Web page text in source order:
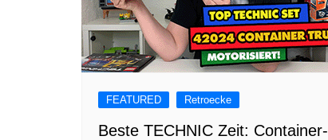
FEATURED Retroecke
Beste TECHNIC Zeit: Container-